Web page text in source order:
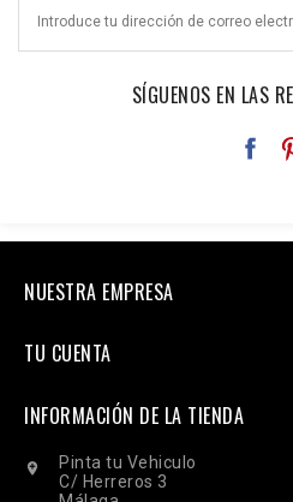
SÍGUENOS EN LAS
NUESTRA EMPRESA
TU CUENTA
INFORMACIÓN DE LA TIENDA

Pinta tu Vehiculo
C/ Herreros 3